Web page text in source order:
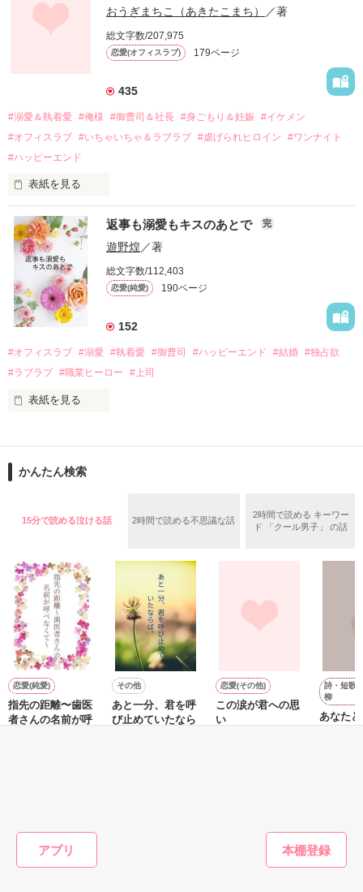
アプリ
幼なじみの哲平に淡い恋心を抱いていた美桜。
しかし、ある出来事をきっかけに二人の関係は壊れてしまう。
関係修復もできないまま、美桜は両親の離婚によって
引っ越すことになり、哲平とも離れ離れになった。
それから約十二年後。
過去の傷から、二度と会いたくないと思っていた哲平に
運命のような再会を果たす。
酔った勢いで一夜を共にしてしまった。
さらに、美桜が初めてだと知った哲平は
『責任をとる、結婚しよう』と真っ直ぐに告げてきた。
戸惑う美桜とは裏腹に、好きという気持ちを隠すことなく
甘やかしてくる。
そんなある日、哲平は美桜がストーカー被害に
遭っていることを知る。
美桜を守るため、哲平は同居を提案してきて――。
夏木美桜(なつきみお)
鳴海哲平 (なるみてっぺい)
2026.6.5～2026.7.25
作品を読む
おうぎまちこ（あきたこまち） ／著
総文字数/207,975
恋愛(オフィスラブ) 179ページ
435
#溺愛＆執着愛 #俺様 #御曹司＆社長 #身ごもり＆妊娠 #イケメン
#オフィスラブ #いちゃいちゃ＆ラブラブ #虐げられヒロイン
#ワンナイト
#ハッピーエンド
表紙を見る
おかしな噂を流されて前の職場でうまくいかなかった梅田美
桜は、海外で傷心旅行をしていたところ、日本人美青年と出会
い、酒の勢いもあり一夜限りの関係となる。
帰国後、美桜は新しい職場でワンナイトした美青年と再会。
なんと彼の正体は、とある財閥御曹司にも関わらず、一族を離
れて起業した新進気鋭の実業家、社内でも冷徹だと評判な社長
――御影恭司その人だったのだ――！
なぜか恭司から飼い猫の世話係を命じられた美桜は、猫の世
の関係となってしまい――？
返事も溺愛もキスのあとで 完
遊野煌／著
総文字数/112,403
恋愛(純愛) 190ページ
152
#オフィスラブ #溺愛 #執着愛 #御曹司 #ハッピーエンド #結婚 #独占欲
#ラブラブ #職業ヒーロー #上司
表紙を見る
ションの企画戦略室で働いている。
めた、同期で恋人の石垣守（26）がいるのだが、後輩の姫原由
守と由羅から『便利屋雛子』と馬鹿にされ、一人こっそり泣い
た上、同居まで提案してきて──？
鷹哉『宜しくな、俺の雛子』🦅
雛子『俺の……ひぃ、雛子？！！！』🐥
シゴデキで冷徹な上司が見せる素顔は、なぜか想像以上に甘く
て……🐥💓🦅
※表紙も作中使用の画像も全てフリー素材です。
※執筆期間2026.6.3〜7.20完結です。
かんたん検索
15分で読める泣ける話 2時間で読める不思議な話
2時間で読める キーワー
ド 「クール男子」 の話
恋愛(純愛)
指先の距離〜歯医
者さんの名前が呼
その他
あと一分、君を呼
び止めていたなら
恋愛(その他)
この涙が君への思
い
詩・短歌
柳
あなた
かんたん検索の条件を変える